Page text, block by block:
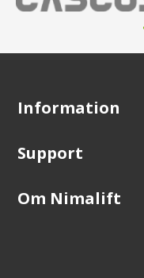
Information
Support
Om Nimalift